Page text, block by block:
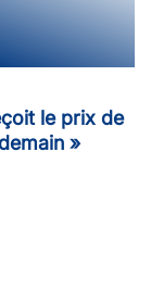
le prix de
»